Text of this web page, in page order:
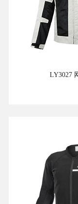
LY3027